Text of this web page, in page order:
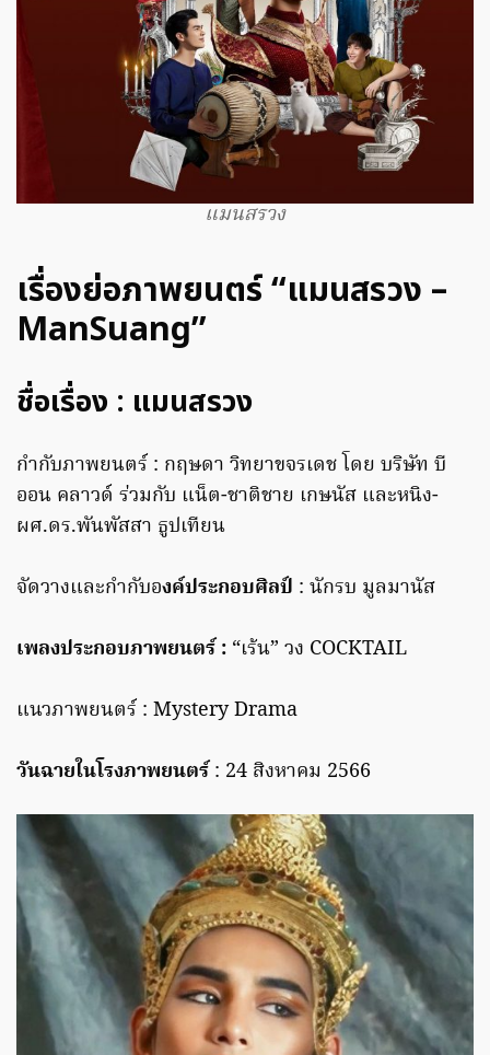
แมนสรวง
เรื่องย่อภาพยนตร์ “แมนสรวง –
ManSuang”
ชื่อเรื่อง : แมนสรวง
กำกับภาพยนตร์ : กฤษดา วิทยาขจรเดช โดย บริษัท บี
ออน คลาวด์ ร่วมกับ แน็ต-ชาติชาย เกษนัส และหนิง-
ผศ.ดร.พันพัสสา ธูปเทียน
จัดวางและกำกับองค์ประกอบศิลป์ : นักรบ มูลมานัส
เพลงประกอบภาพยนตร์ : “เร้น” วง COCKTAIL
แนวภาพยนตร์ : Mystery Drama
วันฉายในโรงภาพยนตร์: 24 สิงหาคม 2566